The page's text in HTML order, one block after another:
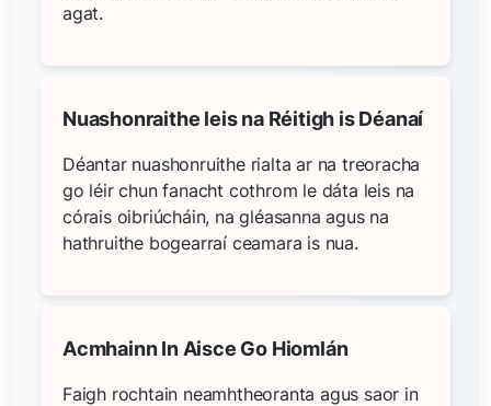
agat.
Nuashonraithe leis na Réitigh is Déanaí
Déantar nuashonruithe rialta ar na treoracha
go léir chun fanacht cothrom le dáta leis na
córais oibriúcháin, na gléasanna agus na
hathruithe bogearraí ceamara is nua.
Acmhainn In Aisce Go Hiomlán
Faigh rochtain neamhtheoranta agus saor in